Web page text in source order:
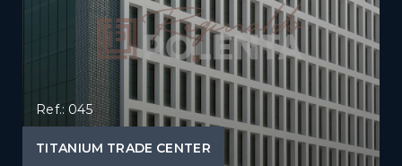
Ref.: 045
TITANIUM TRADE CENTER